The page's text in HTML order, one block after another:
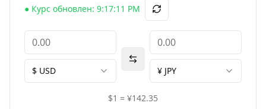
● Курс обновлен: 9:17:11 PM
$ USD ¥ JPY
$1 = ¥142.35